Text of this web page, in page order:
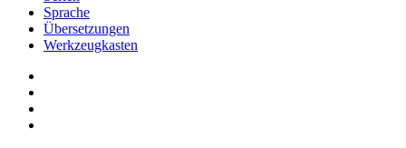
Sprache
Übersetzungen
Werkzeugkasten